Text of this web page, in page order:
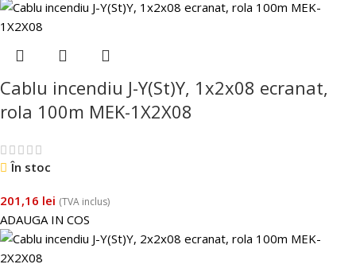
Cablu incendiu J-Y(St)Y, 1x2x08 ecranat,
rola 100m MEK-1X2X08
În stoc
201,16 lei (TVA inclus)
ADAUGA IN COS